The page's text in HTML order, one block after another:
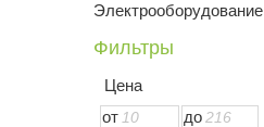
Электрооборудование
Фильтры
Цена
от
до